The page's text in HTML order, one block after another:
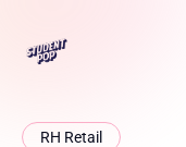
RH Retail